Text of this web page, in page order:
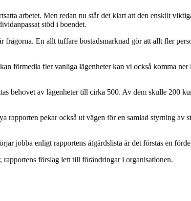
arbetet. Men redan nu står det klart att den enskilt
stöd i boendet.
En allt tuffare bostadsmarknad gör att allt fler
förmedla fler vanliga lägenheter kan vi också komma ner
behovet av lägenheter till cirka 500. Av dem skulle 200
rapporten pekar också ut vägen för en samlad styrning av
jobba enligt rapportens åtgärdslista är det förstås en
förslag lett till förändringar i organisationen.